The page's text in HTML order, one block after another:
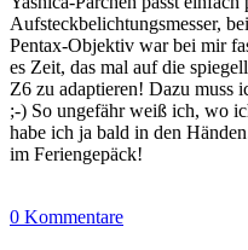
Aufsteckbelichtungsmesser,
Pentax-Objektiv war bei mir
es Zeit, das mal auf die
Z6 zu adaptieren! Dazu muss
;-) So ungefähr weiß ich, wo
habe ich ja bald in den
im Feriengepäck!
0 Kommentare